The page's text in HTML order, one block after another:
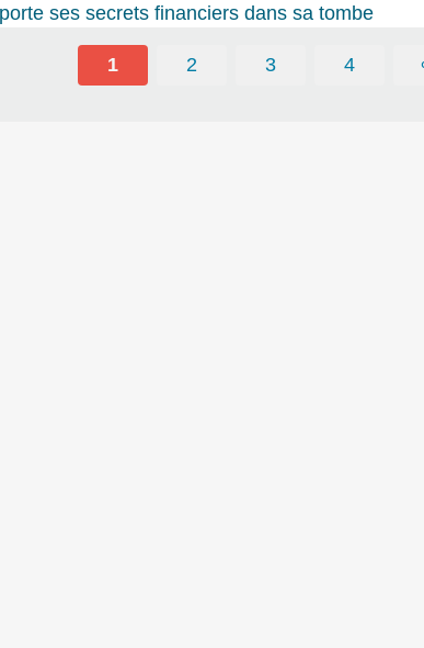
ses secrets financiers dans sa tombe
1 2 3 4